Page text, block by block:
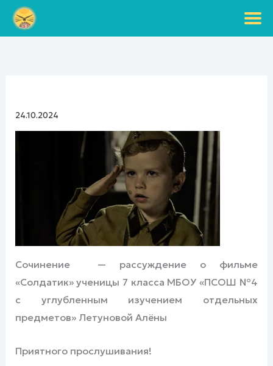
Перейти
24.10.2024
Сочинение — рассуждение о фильме
«Солдатик» ученицы 7 класса МБОУ «ПСОШ №4
с углубленным изучением отдельных
предметов» Летуновой Алёны
Приятного прослушивания!